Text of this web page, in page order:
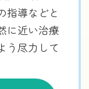
指導などと
に近い治療
う尽力して